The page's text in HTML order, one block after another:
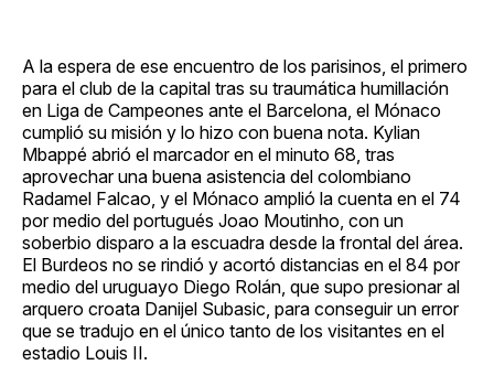
A la espera de ese encuentro de los parisinos, el primero
para el club de la capital tras su traumática humillación
en Liga de Campeones ante el Barcelona, el Mónaco
cumplió su misión y lo hizo con buena nota. Kylian
Mbappé abrió el marcador en el minuto 68, tras
aprovechar una buena asistencia del colombiano
Radamel Falcao, y el Mónaco amplió la cuenta en el 74
por medio del portugués Joao Moutinho, con un
soberbio disparo a la escuadra desde la frontal del área.
El Burdeos no se rindió y acortó distancias en el 84 por
medio del uruguayo Diego Rolán, que supo presionar al
arquero croata Danijel Subasic, para conseguir un error
que se tradujo en el único tanto de los visitantes en el
estadio Louis II.